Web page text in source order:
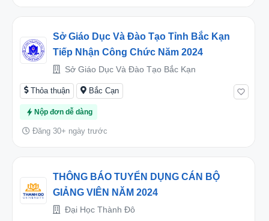
Sở Giáo Dục Và Đào Tạo Tỉnh Bắc Kạn
Tiếp Nhận Công Chức Năm 2024
Sở Giáo Dục Và Đào Tạo Bắc Kạn
Thỏa thuận Bắc Cạn
Nộp đơn dễ dàng
Đăng 30+ ngày trước
THÔNG BÁO TUYỂN DỤNG CÁN BỘ
GIẢNG VIÊN NĂM 2024
Đại Học Thành Đô